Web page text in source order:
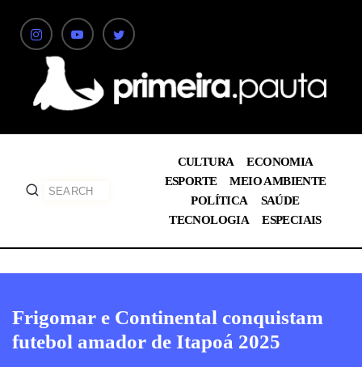
CULTURA
ECONOMIA
ESPORTE
MEIO AMBIENTE
POLÍTICA
SAÚDE
TECNOLOGIA
ESPECIAIS
Frigomar e Continental conquistam
futebol amador de Itapoá 2025